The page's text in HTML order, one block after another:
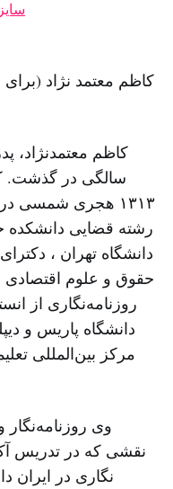
کاظم معتمد نژاد
سالگی در گذشت.
۱۳۱۳ هجری شمسی
رشته قضایی
دانشگاه تهران ،
حقوق و علوم
روزنامه‌نگاری از
دانشگاه پاریس و
مرکز بین‌المللی
وی روزنامه‌نگار
نقشی که در تدریس
نگاری در ایران